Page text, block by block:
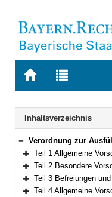
Zur
BAYERN.RECHT
Zur
letzten
Suche
Navigation
Inhaltsverzeichnis
Bereich reduzieren
Verordnung zur Ausführung des Pflege- und Wohnqualitätsgesetzes und
Bereich erweitern
Teil 1 Allgemeine
Bereich erweitern
Teil 2 Besondere
Bereich erweitern
Teil 3 Befreiungen
Teil 4 Allgemeine